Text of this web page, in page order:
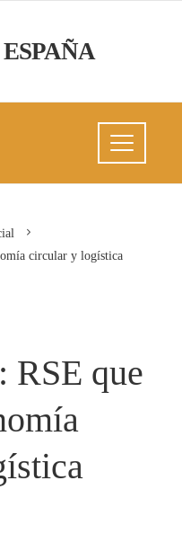
circular y logística
RSE que